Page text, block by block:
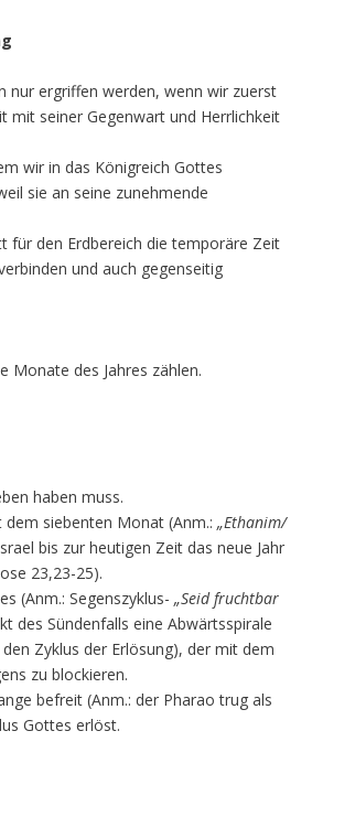
nur ergriffen werden, wenn wir zuerst
mit seiner Gegenwart und Herrlichkeit
wir in das Königreich Gottes
sie an seine zunehmende
für den Erdbereich die temporäre Zeit
und auch gegenseitig
Monate des Jahres zählen.
haben muss.
siebenten Monat (Anm.: „Ethanim/
bis zur heutigen Zeit das neue Jahr
23,23-25).
(Anm.: Segenszyklus- „Seid fruchtbar
des Sündenfalls eine Abwärtsspirale
Zyklus der Erlösung), der mit dem
zu blockieren.
befreit (Anm.: der Pharao trug als
Gottes erlöst.